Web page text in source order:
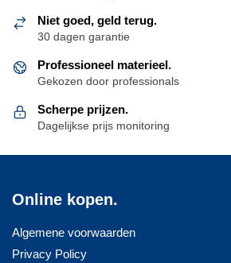
Niet goed, geld terug.
30 dagen garantie
Professioneel materieel.
Gekozen door professionals
Scherpe prijzen.
Dagelijkse prijs monitoring
Online kopen.
Algemene voorwaarden
Privacy Policy